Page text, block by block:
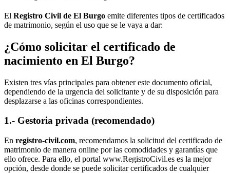
El Registro Civil de El Burgo emite diferentes tipos de certificados
de matrimonio, según el uso que se le vaya a dar:
¿Cómo solicitar el certificado de
nacimiento en El Burgo?
Existen tres vías principales para obtener este documento oficial,
dependiendo de la urgencia del solicitante y de su disposición para
desplazarse a las oficinas correspondientes.
1.- Gestoria privada (recomendado)
En registro-civil.com, recomendamos la solicitud del certificado de
matrimonio de manera online por las comodidades y garantías que
ello ofrece. Para ello, el portal www.RegistroCivil.es es la mejor
opción, desde donde se puede solicitar certificados de cualquier